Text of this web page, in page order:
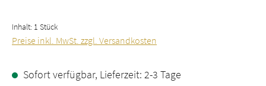
Inhalt: 1 Stück
Preise inkl. MwSt. zzgl. Versandkosten
Sofort verfügbar, Lieferzeit: 2-3 Tage